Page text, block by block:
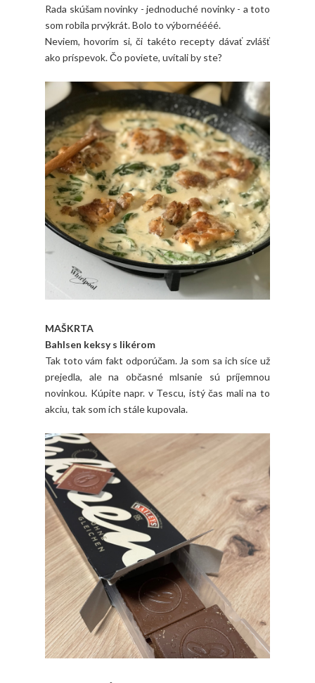
Rada skúšam novinky - jednoduché novinky - a toto
som robila prvýkrát. Bolo to výbornéééé.
Neviem, hovorím si, či takéto recepty dávať zvlášť
ako príspevok. Čo poviete, uvítali by ste?
MAŠKRTA
Bahlsen keksy s likérom
Tak toto vám fakt odporúčam. Ja som sa ich síce už
prejedla, ale na občasné mlsanie sú príjemnou
novinkou. Kúpite napr. v Tescu, istý čas mali na to
akciu, tak som ich stále kupovala.